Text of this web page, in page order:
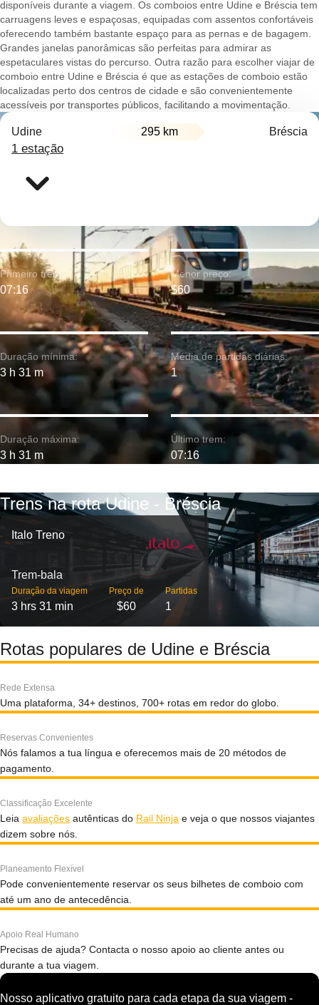
disponíveis durante a viagem. Os comboios entre Udine e Bréscia tem
carruagens leves e espaçosas, equipadas com assentos confortáveis
oferecendo também bastante espaço para as pernas e de bagagem.
Grandes janelas panorâmicas são perfeitas para admirar as
espetaculares vistas do percurso. Outra razão para escolher viajar de
comboio entre Udine e Bréscia é que as estações de comboio estão
localizadas perto dos centros de cidade e são convenientemente
acessíveis por transportes públicos, facilitando a movimentação.
Udine 295 km Bréscia
1 estação
Duração mínima:
3 h 31 m
Primeiro trem:
07:16
Duração máxima:
3 h 31 m
Menor preço:
$60
Média de partidas diárias:
1
Último trem:
07:16
Trens na rota Udine - Bréscia
Italo Treno
Trem-bala
Duração da viagem
3 hrs 31 min
Preço de
$60
Partidas
1
Rotas populares de Udine e Bréscia
Rede Extensa
Uma plataforma, 34+ destinos, 700+ rotas em redor do globo.
Reservas Convenientes
Nós falamos a tua língua e oferecemos mais de 20 métodos de
pagamento.
Classificação Excelente
Leia avaliações autênticas do Rail Ninja e veja o que nossos viajantes
dizem sobre nós.
Planeamento Flexível
Pode convenientemente reservar os seus bilhetes de comboio com
até um ano de antecedência.
Apoio Real Humano
Precisas de ajuda? Contacta o nosso apoio ao cliente antes ou
durante a tua viagem.
Nosso aplicativo gratuito para cada etapa da sua viagem -